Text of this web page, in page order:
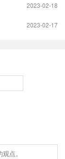
2023-02-18
2023-02-17